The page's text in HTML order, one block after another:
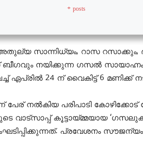
+ posts
സാന്നിധ്യം, റാസ
നയിക്കുന്ന ഗസൽ സായാഹ്നം
ഏപ്രിൽ 24 ന് വൈകിട്ട് 6 മണിക്ക്
നൽകിയ പരിപാടി കോഴിക്കോട്
വാട്സാപ്പ് കൂട്ടായ്മ്മയായ
പ്രവേശനം